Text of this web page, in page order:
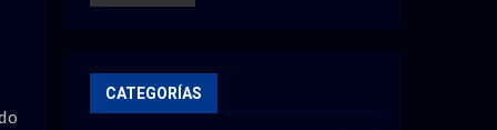
CATEGORÍAS